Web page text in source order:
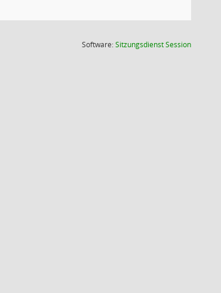
Software:SitzungsdienstSession(Wird in